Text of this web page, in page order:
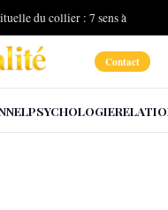
du collier : 7 sens à
Contact
PSYCHOLOGIE